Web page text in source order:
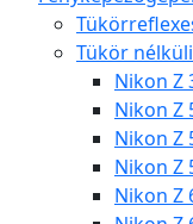
Tükör
Nikon Z
Nikon Z
Nikon Z
Nikon Z
Nikon Z